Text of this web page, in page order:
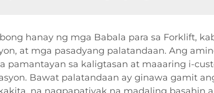
hanay ng mga Babala para sa Forklift,
at mga pasadyang palatandaan. Ang
pamantayan sa kaligtasan at maaaring i-
Bawat palatandaan ay ginawa gamit